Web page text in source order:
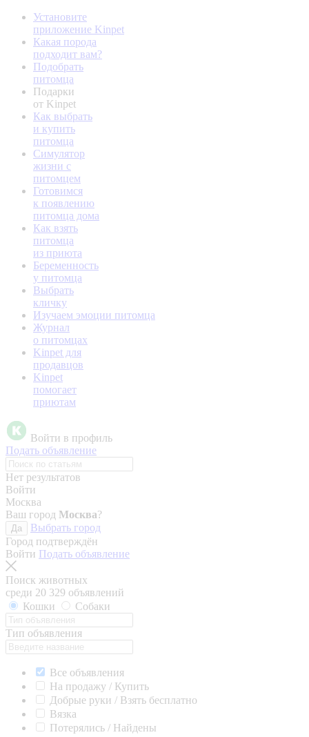
Установите
приложение Kinpet
Какая порода
подходит вам?
Подобрать
питомца
Подарки
от Kinpet
Как выбрать
и купить
питомца
Симулятор
жизни с
питомцем
Готовимся
к появлению
питомца дома
Как взять
питомца
из приюта
Беременность
у питомца
Выбрать
кличку
Изучаем эмоции питомца
Журнал
о питомцах
Kinpet для
продавцов
Kinpet
помогает
приютам
Войти в профиль
Подать объявление
Нет результатов
Войти
Москва
Ваш город Москва?
Да
Выбрать город
Город подтверждён
Войти Подать объявление
Поиск животных
среди 20 329 объявлений
Кошки
Собаки
Тип объявления
Все объявления
На продажу / Купить
Добрые руки / Взять бесплатно
Вязка
Потерялись / Найдены